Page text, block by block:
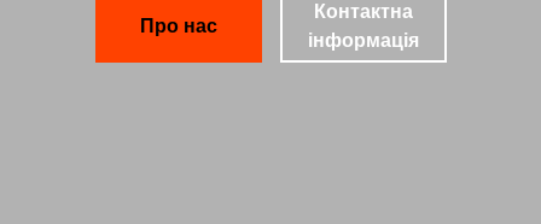
Про нас
Контактна
інформація